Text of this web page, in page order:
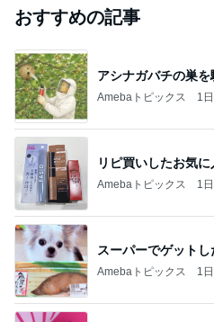
おすすめの記事
アシナガバチの巣
Amebaトピックス 1
リピ買いしたお気
Amebaトピックス 1
スーパーでゲット
Amebaトピックス 1